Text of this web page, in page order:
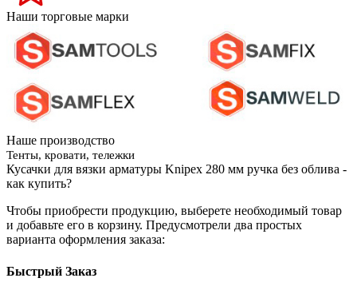
Наши торговые марки
Наше производство
Тенты, кровати, тележки
Кусачки для вязки арматуры Knipex 280 мм ручка без облива -
как купить?
Чтобы приобрести продукцию, выберете необходимый товар
и добавьте его в корзину. Предусмотрели два простых
варианта оформления заказа:
Быстрый Заказ